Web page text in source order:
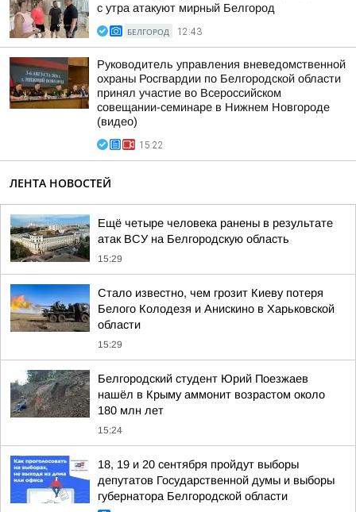
с утра атакуют мирный Белгород
БЕЛГОРОД 12:43
Руководитель управления вневедомственной
охраны Росгвардии по Белгородской области
принял участие во Всероссийском
совещании-семинаре в Нижнем Новгороде
(видео)
15:22
ЛЕНТА НОВОСТЕЙ
Ещё четыре человека ранены в результате
атак ВСУ на Белгородскую область
15:29
Стало известно, чем грозит Киеву потеря
Белого Колодезя и Анискино в Харьковской
области
15:29
Белгородский студент Юрий Поезжаев
нашёл в Крыму аммонит возрастом около
180 млн лет
15:24
18, 19 и 20 сентября пройдут выборы
депутатов Государственной думы и выборы
губернатора Белгородской области